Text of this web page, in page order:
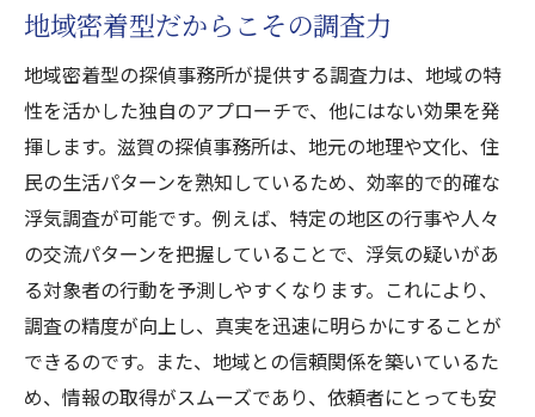
地域密着型だからこその調査力
地域密着型の探偵事務所が提供する調査力は、地域の特
性を活かした独自のアプローチで、他にはない効果を発
揮します。滋賀の探偵事務所は、地元の地理や文化、住
民の生活パターンを熟知しているため、効率的で的確な
浮気調査が可能です。例えば、特定の地区の行事や人々
の交流パターンを把握していることで、浮気の疑いがあ
る対象者の行動を予測しやすくなります。これにより、
調査の精度が向上し、真実を迅速に明らかにすることが
できるのです。また、地域との信頼関係を築いているた
め、情報の取得がスムーズであり、依頼者にとっても安